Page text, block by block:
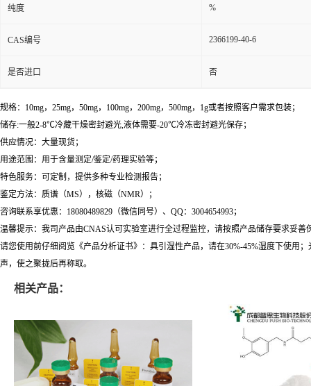
纯度 %
CAS编号 2366199-40-6
是否进口 否
规格：10mg，25mg，50mg，100mg，200mg，500mg，1g或者按照客户需求包装；
储存:一般2-8℃冷藏干燥密封避光,液体需要-20℃冷冻密封避光保存；
供应情况：大量现货；
用途范围：用于含量测定/鉴定/药理实验等；
特色服务：可定制，提供多种专业检测报告；
鉴定方法：质谱（MS），核磁（NMR）；
咨询联系享优惠：18080489829（微信同号）、QQ：3004654993；
温馨提示：我司产品由CNAS认可实验室进行全过程监控，请按照产品储存要求妥善
请您使用前仔细阅览《产品分析证书》：具引湿性产品，请在30%-45%湿度下使用
声，使之聚拢后再称取。
相关产品：